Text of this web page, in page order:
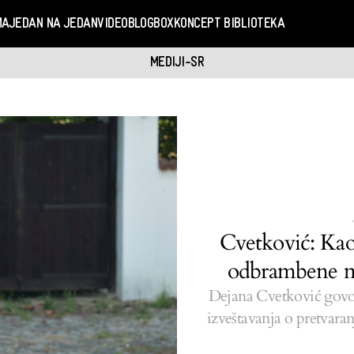
JEDAN NA JEDANVIDEOBLOGBOXKONCEPT BIBLIOTEKA
MEDIJI-SR
Cvetković:
odbrambene
Dejana Cvetković
izveštavanja o